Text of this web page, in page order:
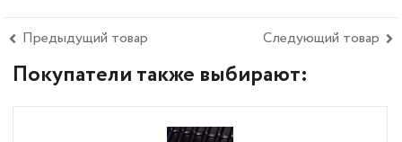
Предыдущий товар Следующий товар
Покупатели также выбирают: